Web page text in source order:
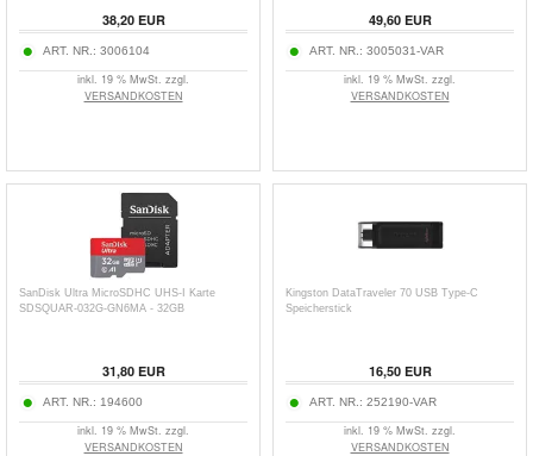
38,20EUR
ART. NR.: 3006104
inkl. 19 % MwSt. zzgl.
VERSANDKOSTEN
49,60EUR
ART. NR.: 3005031-VAR
inkl. 19 % MwSt. zzgl.
VERSANDKOSTEN
SanDisk Ultra MicroSDHC UHS-I Karte
SDSQUAR-032G-GN6MA - 32GB
31,80EUR
ART. NR.: 194600
inkl. 19 % MwSt. zzgl.
VERSANDKOSTEN
Kingston DataTraveler 70 USB Type-C
Speicherstick
16,50EUR
ART. NR.: 252190-VAR
inkl. 19 % MwSt. zzgl.
VERSANDKOSTEN